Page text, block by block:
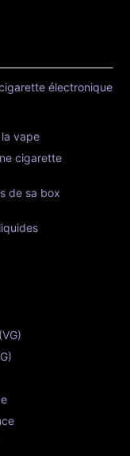
électronique
vape
cigarette
de sa box